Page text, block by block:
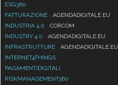
ESG360
FATTURAZIONE
AGENDADIGITALE.EU
INDUSTRIA 4.0
CORCOM
INDUSTRY 4.0
AGENDADIGITALE.EU
INFRASTRUTTURE
AGENDADIGITALE.EU
INTERNET4THINGS
PAGAMENTIDIGITALI
RISKMANAGEMENT360